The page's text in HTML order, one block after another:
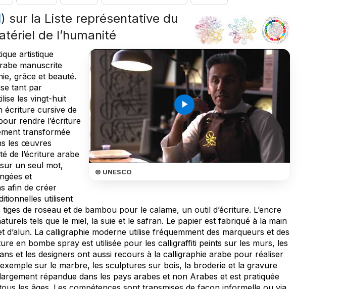
) sur la Liste représentative du
de l’humanité
play_arrow
© UNESCO
artistique
manuscrite
grâce et beauté.
tant par
les vingt-huit
écriture cursive de
rendre l’écriture
transformée
les œuvres
de l’écriture arabe
un seul mot,
et
afin de créer
utilisent
de roseau et de bambou pour le calame, un outil d’écriture. L’encre
tels que le miel, la suie et le safran. Le papier est fabriqué à la main
d’alun. La calligraphie moderne utilise fréquemment des marqueurs et des
en bombe spray est utilisée pour les calligraffiti peints sur les murs, les
et les designers ont aussi recours à la calligraphie arabe pour réaliser
sur le marbre, les sculptures sur bois, la broderie et la gravure
répandue dans les pays arabes et non Arabes et est pratiquée